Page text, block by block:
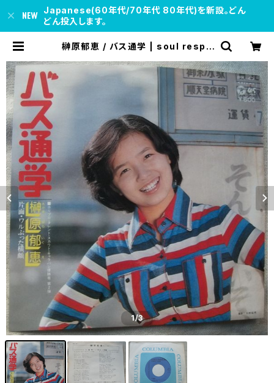
Japanese(60年代/70年代 80年代)を新設。どん
どん投入します。
榊原郁恵 / バス通学 | soul respe
1/3